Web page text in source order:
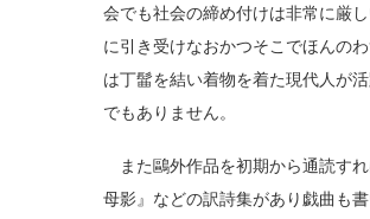
会でも社会の締め付けは非常に厳
に引き受けなおかつそこでほんの
は丁髷を結い着物を着た現代人が
でもありません。
また鷗外作品を初期から通読す
母影』などの訳詩集があり戯曲も